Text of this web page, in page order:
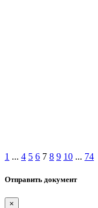
1 ... 4 5 6 7 8 9 10 ... 74
Отправить документ
×